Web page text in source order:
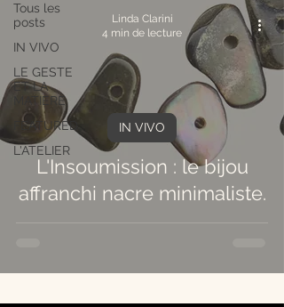
Tous les
posts
IN VIVO
LE GESTE
ET LA
MATIERE
FEATURED
L'ATELIER
L'Insoumission : le bijou
affranchi nacre minimaliste.
IN VIVO
Linda Clarini
4 min de lecture